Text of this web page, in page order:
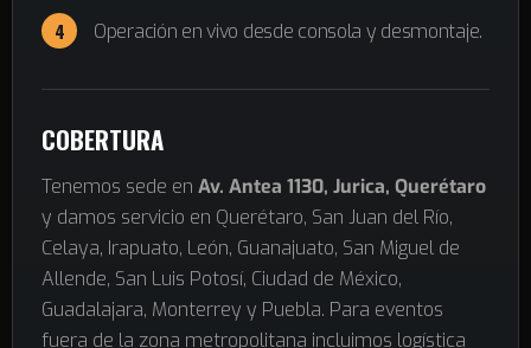
Operación en vivo desde consola y desmontaje.
COBERTURA
Tenemos sede en Av. Antea 1130, Jurica, Querétaro
y damos servicio en Querétaro, San Juan del Río,
Celaya, Irapuato, León, Guanajuato, San Miguel de
Allende, San Luis Potosí, Ciudad de México,
Guadalajara, Monterrey y Puebla. Para eventos
fuera de la zona metropolitana incluimos logística